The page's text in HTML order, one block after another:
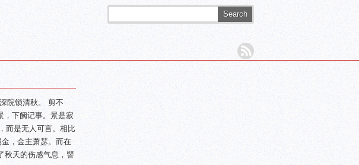
Search
锁清秋。 剪不
下阙记事。景是寂
而是无人可言。相比
金，金主萧瑟。而在
秋天的伤感气息，譬